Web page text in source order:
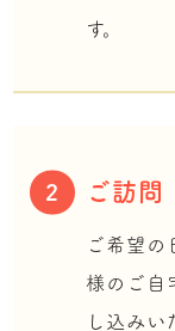
す。
2 ご訪問
ご希望の
様のご自
し込み